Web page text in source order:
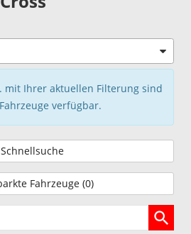
mit Ihrer aktuellen Filterung sind
verfügbar.
Schnellsuche
Fahrzeuge (0)